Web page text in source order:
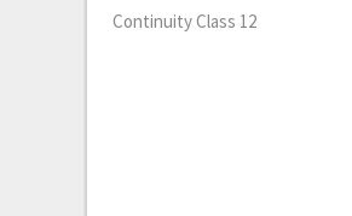
Continuity Class 12